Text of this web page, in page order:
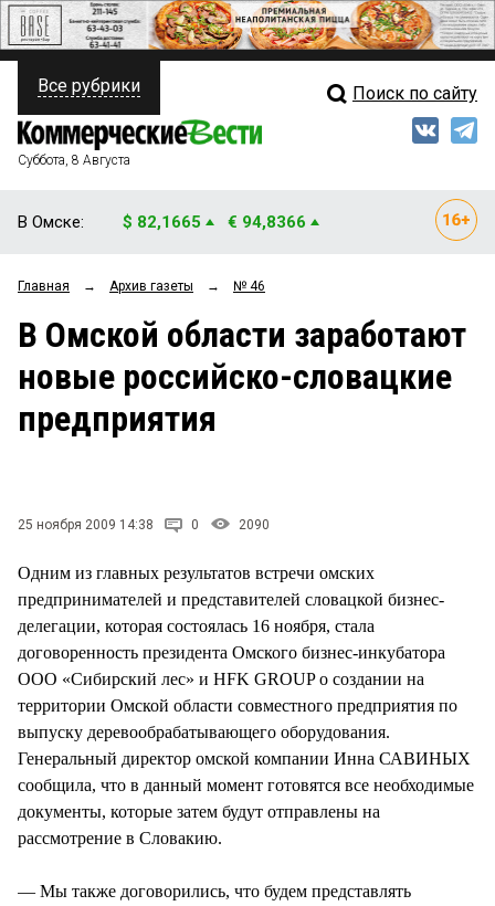
ПОЛИТИКА
ФИНАНСЫ
ОБЩЕСТВО
ЗАКОН
НОВОСТИ КОМПАНИЙ
Свежий выпуск
Рейтинги
Блоги
Все рубрики Поиск по сайту
Суббота, 8 Августа
В Омске: $ 82,1665 € 94,8366
Главная → Архив газеты → № 46
В Омской области заработают
новые российско-словацкие
предприятия
25 ноября 2009 14:38 0 2090
Одним из главных результатов встречи омских
предпринимателей и представителей словацкой бизнес-
делегации, которая состоялась 16 ноября, стала
договоренность президента Омского бизнес-инкубатора
ООО «Сибирский лес» и HFK GROUP о создании на
территории Омской области совместного предприятия по
выпуску деревообрабатывающего оборудования.
Генеральный директор омской компании Инна САВИНЫХ
сообщила, что в данный момент готовятся все необходимые
документы, которые затем будут отправлены на
рассмотрение в Словакию.
— Мы также договорились, что будем представлять